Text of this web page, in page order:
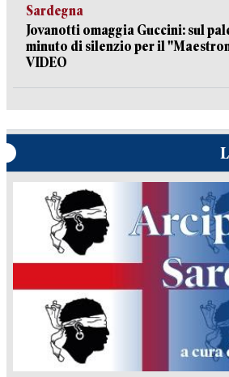
Sardegna
Jovanotti omaggia Guccini: sul
minuto di silenzio per il
VIDEO